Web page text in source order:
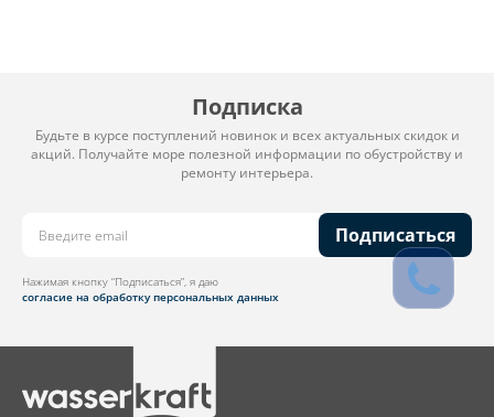
Подписка
Будьте в курсе поступлений новинок и всех актуальных скидок и
акций. Получайте море полезной информации по обустройству и
ремонту интерьера.
Подписаться
Нажимая кнопку “Подписаться”, я даю
согласие на обработку персональных данных